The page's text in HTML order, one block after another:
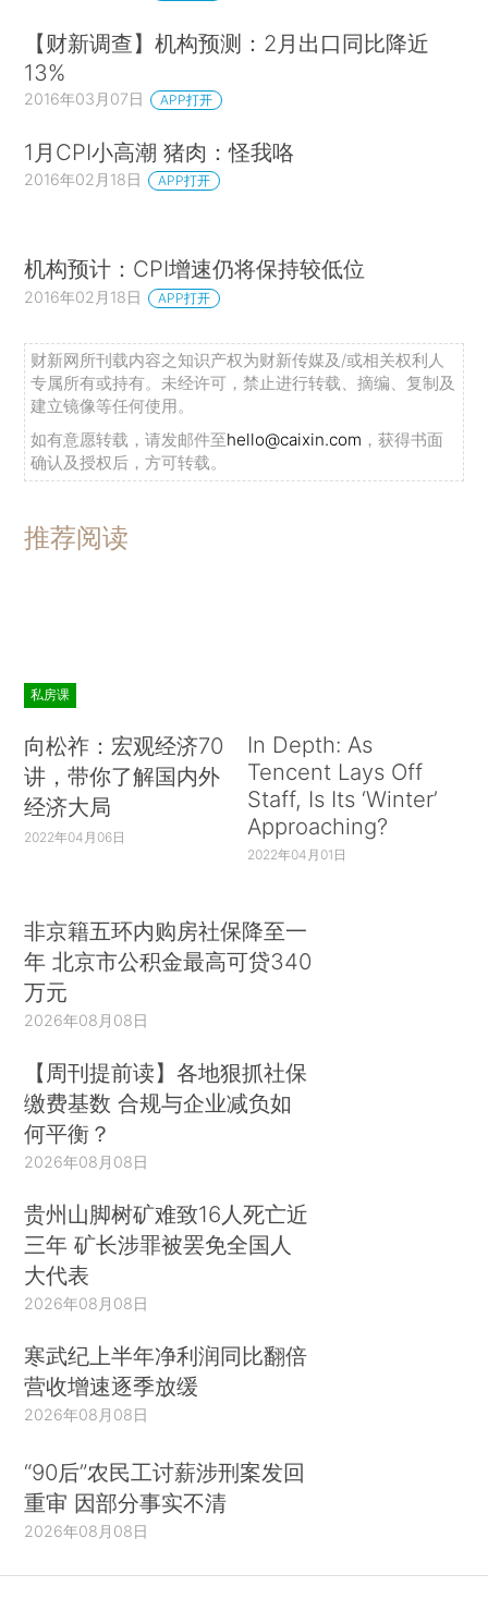
【财新调查】机构预测：2月出口同比降近
13%
2016年03月07日 APP打开
1月CPI小高潮 猪肉：怪我咯
2016年02月18日 APP打开
机构预计：CPI增速仍将保持较低位
2016年02月18日 APP打开
财新网所刊载内容之知识产权为财新传媒及/或相关权利人
专属所有或持有。未经许可，禁止进行转载、摘编、复制及
建立镜像等任何使用。
如有意愿转载，请发邮件至hello@caixin.com ，获得书面
确认及授权后，方可转载。
推荐阅读
私房课
向松祚：宏观经济70
讲，带你了解国内外
经济大局
2022年04月06日
In Depth: As
Tencent Lays Off
Staff, Is Its ‘Winter’
Approaching?
2022年04月01日
非京籍五环内购房社保降至一
年 北京市公积金最高可贷340
万元
2026年08月08日
【周刊提前读】各地狠抓社保
缴费基数 合规与企业减负如
何平衡？
2026年08月08日
贵州山脚树矿难致16人死亡近
三年 矿长涉罪被罢免全国人
大代表
2026年08月08日
寒武纪上半年净利润同比翻倍
营收增速逐季放缓
2026年08月08日
“90后”农民工讨薪涉刑案发回
重审 因部分事实不清
2026年08月08日